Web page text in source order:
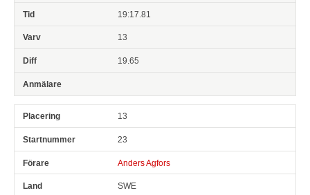
19:17.81
13
19.65
13
23
Anders Agfors
SWE